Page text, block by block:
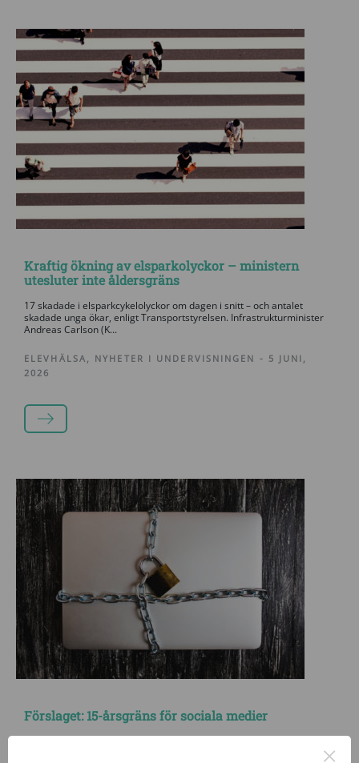
Kraftig ökning av elsparkolyckor – ministern
utesluter inte åldersgräns
17 skadade i elsparkcykelolyckor om dagen i snitt – och antalet
skadade unga ökar, enligt Transportstyrelsen. Infrastrukturminister
Andreas Carlson (K...
ELEVHÄLSA , NYHETER I UNDERVISNINGEN - 5 JUNI,
2026
LÄS MER
Förslaget: 15-årsgräns för sociala medier
regeringens utredare. Det ska vara upp till sociala medier-företagen×